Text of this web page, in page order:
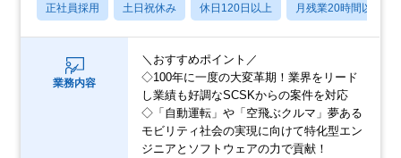
正社員採用 土日祝休み 休日120日以上 月残業20時間以内
業務内容
＼おすすめポイント／
◇100年に一度の大変革期！業界をリード
し業績も好調なSCSKからの案件を対応
◇「自動運転」や「空飛ぶクルマ」夢ある
モビリティ社会の実現に向けて特化型エン
ジニアとソフトウェアの力で貢献！